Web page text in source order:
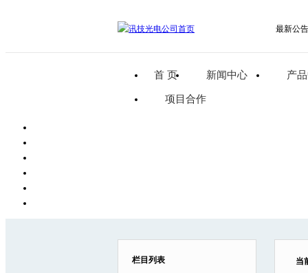
最新公
首 页 新闻中心 产
项目合作
栏目列表 当